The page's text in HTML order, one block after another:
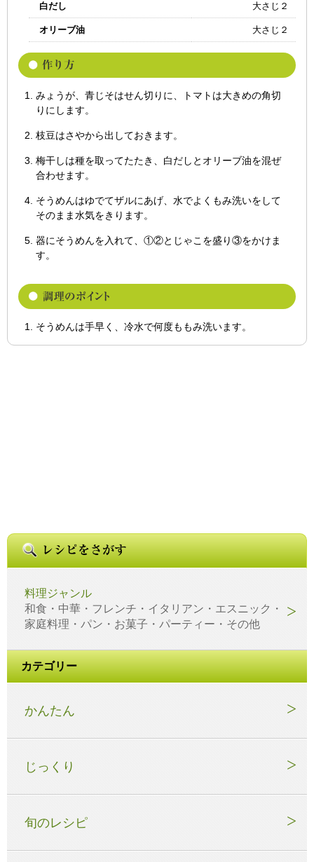
白だし 大さじ２
オリーブ油 大さじ２
みょうが、青じそはせん切りに、トマトは大きめの角切
りにします。
枝豆はさやから出しておきます。
梅干しは種を取ってたたき、白だしとオリーブ油を混ぜ
合わせます。
そうめんはゆでてザルにあげ、水でよくもみ洗いをして
そのまま水気をきります。
器にそうめんを入れて、①②とじゃこを盛り③をかけま
す。
そうめんは手早く、冷水で何度ももみ洗います。
料理ジャンル
和食・中華・フレンチ・イタリアン・エスニック・
家庭料理・パン・お菓子・パーティー・その他
カテゴリー
かんたん
じっくり
旬のレシピ